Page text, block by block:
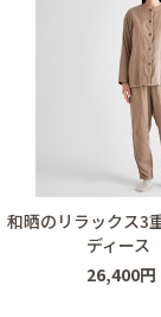
和晒のリラックス3
ディース
26,400円